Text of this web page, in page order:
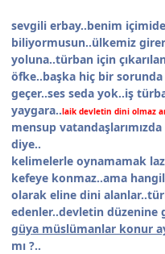
sevgili erbay..benim
biliyormusun..ülkemiz
yoluna..türban için
öfke..başka hiç bir sorunda
geçer..ses seda yok..iş
yaygara..laik devletin dini olmaz
mensup
diye..
kelimelerle oynamamak
kefeye konmaz..ama
olarak eline dini
edenler..devletin düzenine
güya müslümanlar konur
mı ?..